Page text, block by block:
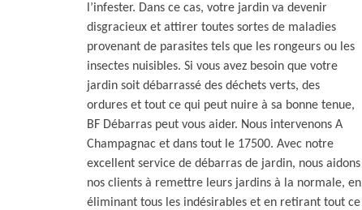
l’infester. Dans ce cas, votre jardin va devenir
disgracieux et attirer toutes sortes de maladies
provenant de parasites tels que les rongeurs ou les
insectes nuisibles. Si vous avez besoin que votre
jardin soit débarrassé des déchets verts, des
ordures et tout ce qui peut nuire à sa bonne tenue,
BF Débarras peut vous aider. Nous intervenons A
Champagnac et dans tout le 17500. Avec notre
excellent service de débarras de jardin, nous aidons
nos clients à remettre leurs jardins à la normale, en
éliminant tous les indésirables et en retirant tout ce